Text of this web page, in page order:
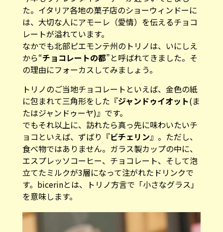
た。イタリア各地の菓子店のショーウィンドーに
は、大切な人にアモーレ（愛情）を伝えるチョコ
レートが溢れています。
なかでも北部ピエモンテ州のトリノは、いにしえ
から“チョコレートの都”と呼ばれてきました。そ
の理由にフォーカスしてみましょう。
トリノのご当地チョコレートといえば、金色の紙
に包まれて三角形をした『ジャンドゥイオット(ま
たはジャンドゥーヤ)』です。
でもそれ以上に、訪れたら真っ先に味わいたいチ
ョコといえば、ずばり『ビチェリン』。ただし、
食べ物ではありません。ガラス製カップの中に、
エスプレッソコーヒー、チョコレート、そして泡
立てたミルクが3層になって注がれたドリンクで
す。bicerinとは、トリノ方言で「小さなグラス」
を意味します。